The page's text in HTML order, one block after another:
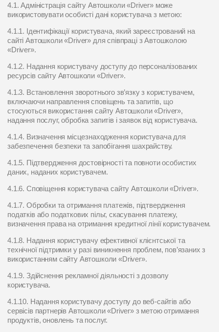
4.1. Адміністрація сайту Автошколи «Driver» може
використовувати особисті дані користувача з метою:
4.1.1. Ідентифікації користувача, який зареєстрований на
сайті Автошколи «Driver» для співпраці з Автошколою
«Driver».
4.1.2. Надання користувачу доступу до персоналізованих
ресурсів сайту Автошколи «Driver».
4.1.3. Встановлення зворотнього зв’язку з користувачем,
включаючи направлення сповіщень та запитів, що
стосуються використання сайту Автошколи «Driver»,
надання послуг, обробка запитів і заявок від користувача.
4.1.4. Визначення місцезнаходження користувача для
забезпечення безпеки та запобігання шахрайству.
4.1.5. Підтвердження достовірності та повноти особистих
даних, наданих користувачем.
4.1.6. Сповіщення користувача сайту Автошколи «Driver».
4.1.7. Обробки та отримання платежів, підтвердження
податків або податкових пільг, скасування платежу,
визначення права на отримання кредитної лінії користувачем.
4.1.8. Надання користувачу ефективної клієнтської та
технічної підтримки у разі виникнення проблем, пов’язаних з
використанням сайту Автошколи «Driver».
4.1.9. Здійснення рекламної діяльності з дозволу
користувача.
4.1.10. Надання користувачу доступу до веб-сайтів або
сервісів партнерів Автошколи «Driver» з метою отримання
продуктів, оновлень та послуг.